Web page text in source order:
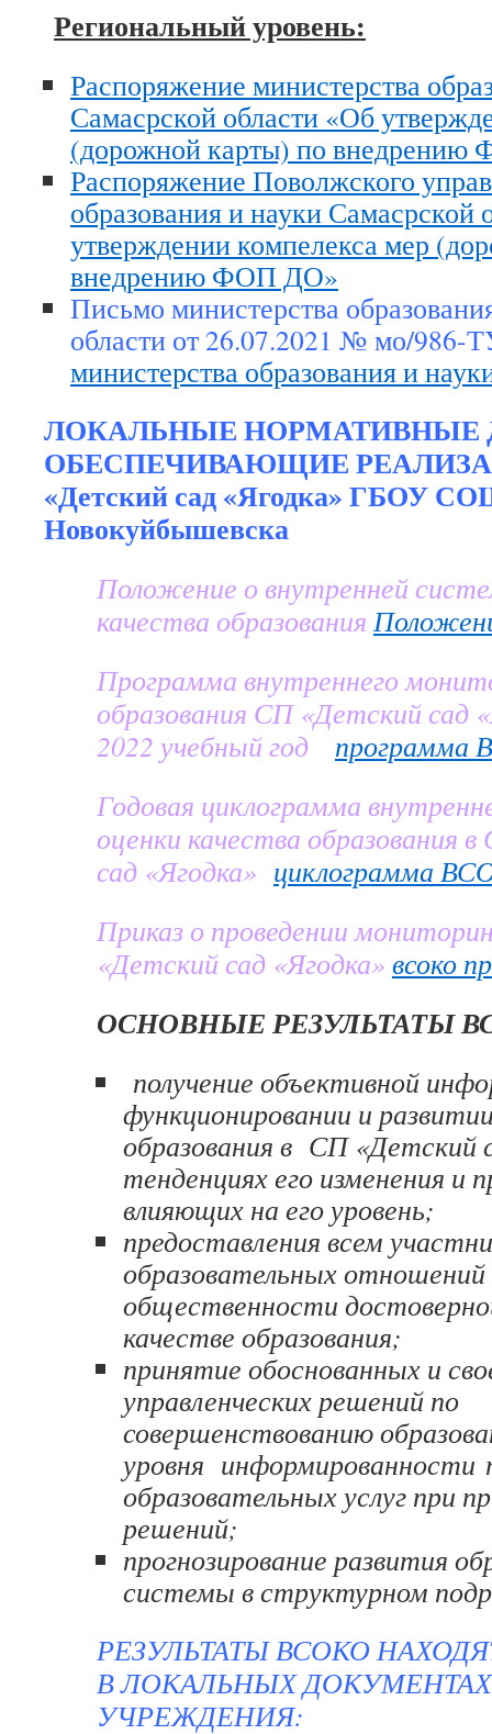
Региональный уровень:
Распоряжение министерства
Самасрской области «Об
(дорожной карты) по
Распоряжение Поволжского
образования и науки Самасрской
утверждении компелекса мер
внедрению ФОП ДО»
Письмо министерства
области от 26.07.2021 № мо/
министерства образования и
ЛОКАЛЬНЫЕ НОРМАТИВНЫЕ
ОБЕСПЕЧИВАЮЩИЕ
«Детский сад «Ягодка» ГБОУ
Новокуйбышевска
Положение о внутренней
качества образования
Программа внутреннего
образования СП «Детский сад
2022 учебный год программа
Годовая циклограмма
оценки качества образования
сад «Ягодка» циклограмма
Приказ о проведении
«Детский сад «Ягодка» всоко
ОСНОВНЫЕ РЕЗУЛЬТАТЫ
получение объективной
функционировании и
образования в СП «Детский
тенденциях его изменения и
влияющих на его уровень;
предоставления всем
образовательных отношений
общественности
качестве образования;
принятие обоснованных и
управленческих решений по
совершенствованию
уровня информированности
образовательных услуг при
решений;
прогнозирование развития
системы в структурном
РЕЗУЛЬТАТЫ ВСОКО
В ЛОКАЛЬНЫХ ДОКУМЕНТАХ
УЧРЕЖДЕНИЯ: